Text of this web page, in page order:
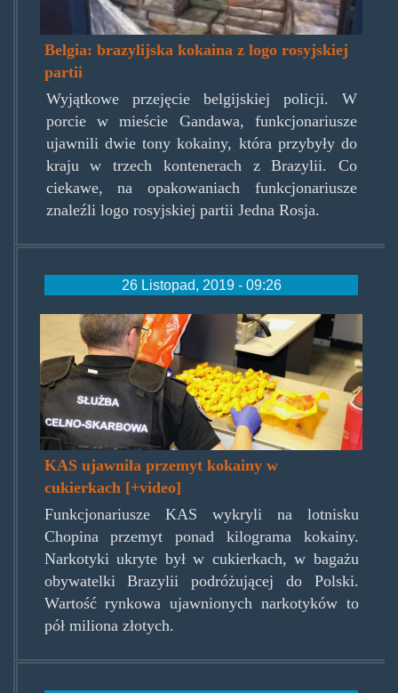
Belgia: brazylijska kokaina z logo rosyjskiej
partii
Wyjątkowe przejęcie belgijskiej policji. W
porcie w mieście Gandawa, funkcjonariusze
ujawnili dwie tony kokainy, która przybyły do
kraju w trzech kontenerach z Brazylii. Co
ciekawe, na opakowaniach funkcjonariusze
znaleźli logo rosyjskiej partii Jedna Rosja.
26 Listopad, 2019 - 09:26
kascukierasy.jpg
KAS ujawniła przemyt kokainy w
cukierkach [+video]
Funkcjonariusze KAS wykryli na lotnisku
Chopina przemyt ponad kilograma kokainy.
Narkotyki ukryte był w cukierkach, w bagażu
obywatelki Brazylii podróżującej do Polski.
Wartość rynkowa ujawnionych narkotyków to
pół miliona złotych.